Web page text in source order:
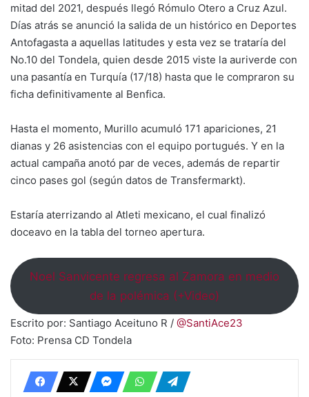
mitad del 2021, después llegó Rómulo Otero a Cruz Azul.
Días atrás se anunció la salida de un histórico en Deportes
Antofagasta a aquellas latitudes y esta vez se trataría del
No.10 del Tondela, quien desde 2015 viste la auriverde con
una pasantía en Turquía (17/18) hasta que le compraron su
ficha definitivamente al Benfica.
Hasta el momento, Murillo acumuló 171 apariciones, 21
dianas y 26 asistencias con el equipo portugués. Y en la
actual campaña anotó par de veces, además de repartir
cinco pases gol (según datos de Transfermarkt).
Estaría aterrizando al Atleti mexicano, el cual finalizó
doceavo en la tabla del torneo apertura.
Noel Sanvicente regresa al Zamora en medio
de la polémica (+Video)
Escrito por: Santiago Aceituno R / @SantiAce23
Foto: Prensa CD Tondela